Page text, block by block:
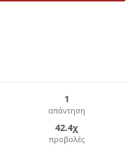
1
απάντηση
42.4χ
προβολές